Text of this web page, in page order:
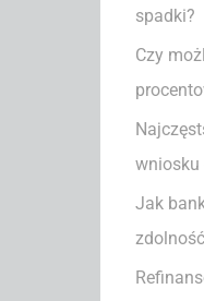
a
:
spadki?
Czy
wniosku
Jak